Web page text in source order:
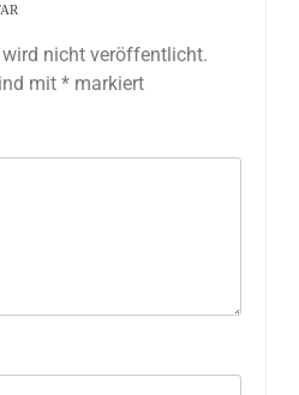
wird nicht veröffentlicht.
mit *markiert